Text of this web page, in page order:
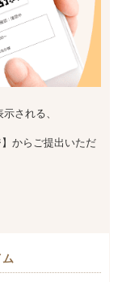
される、
からご提出いただ